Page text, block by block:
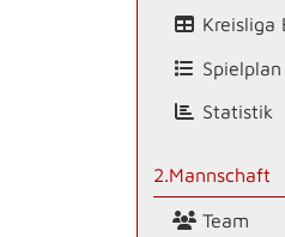
Kreisliga
Spielplan
Statistik
2.Mannschaft
Team